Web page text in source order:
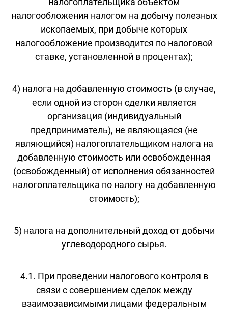
налогообложения налогом на добычу полезных
ископаемых, при добыче которых
налогообложение производится по налоговой
ставке, установленной в процентах);
4) налога на добавленную стоимость (в случае,
если одной из сторон сделки является
организация (индивидуальный
предприниматель), не являющаяся (не
являющийся) налогоплательщиком налога на
добавленную стоимость или освобожденная
(освобожденный) от исполнения обязанностей
налогоплательщика по налогу на добавленную
стоимость);
5) налога на дополнительный доход от добычи
углеводородного сырья.
4.1. При проведении налогового контроля в
связи с совершением сделок между
взаимозависимыми лицами федеральным